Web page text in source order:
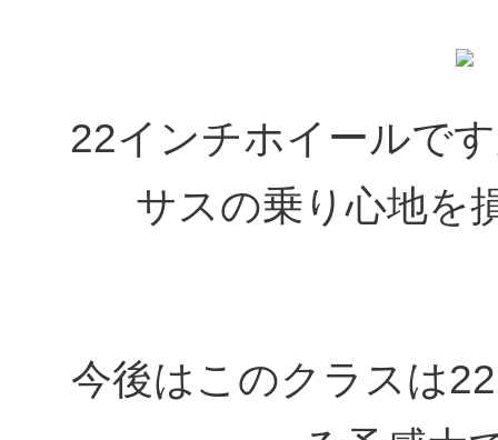
22インチホイールで
サスの乗り心地を
今後はこのクラスは